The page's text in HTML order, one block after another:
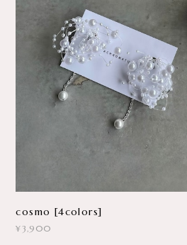
cosmo [4colors]
¥3,900